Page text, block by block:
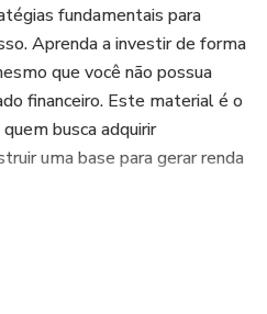
fundamentais para
Aprenda a investir de forma
que você não possua
financeiro. Este material é o
busca adquirir
uma base para gerar renda